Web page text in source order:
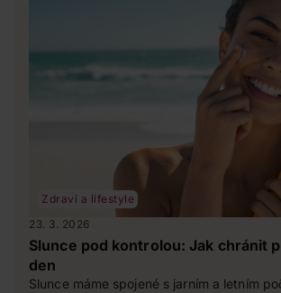
Zdraví a lifestyle
23. 3. 2026
Slunce pod kontrolou: Jak chránit
den
Slunce máme spojené s jarním a letním